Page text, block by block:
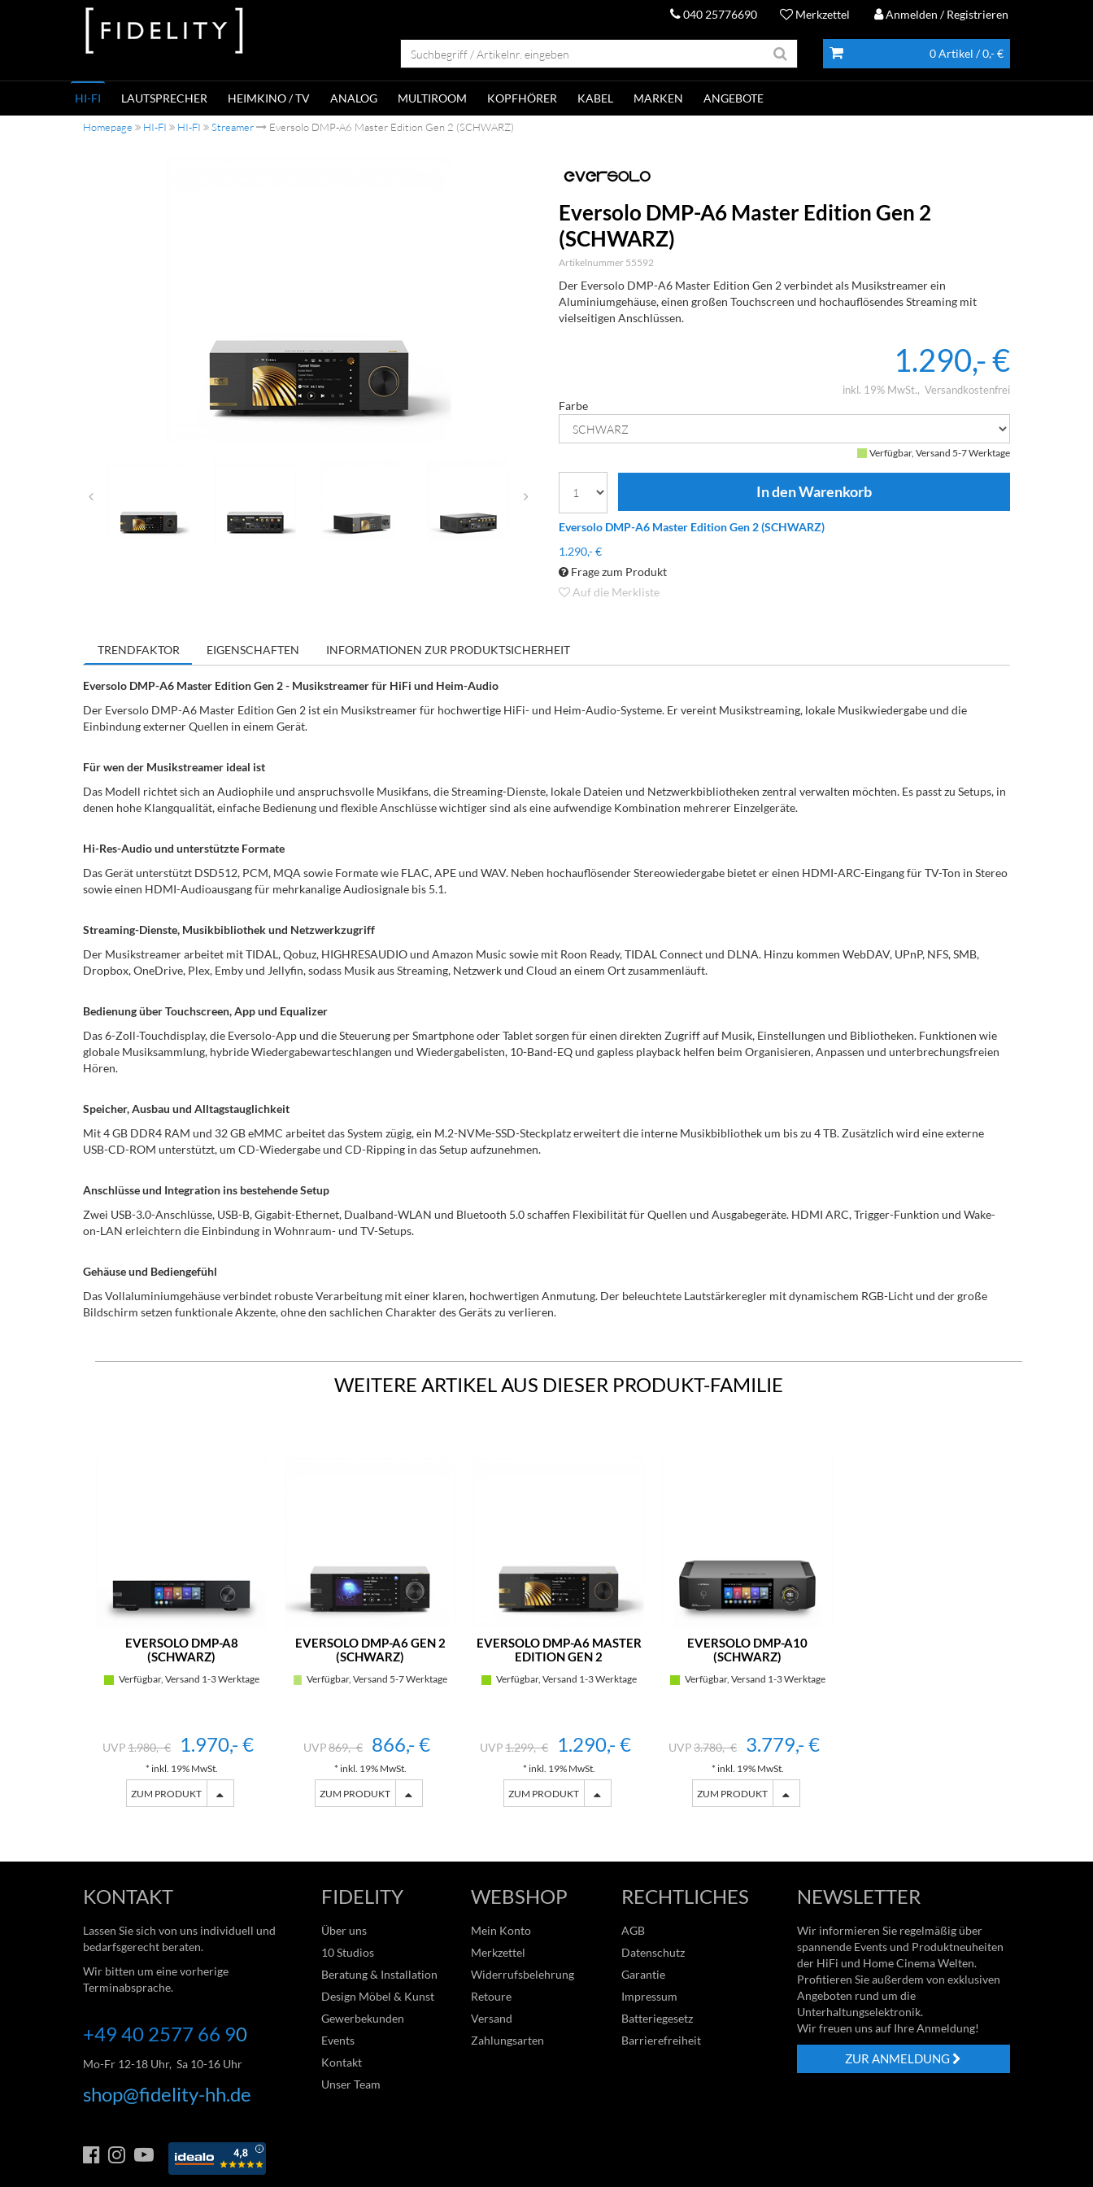
040 25776690 Merkzettel Anmelden / Registrieren
0 Artikel / 0,- €
HI-FI LAUTSPRECHER HEIMKINO / TV ANALOG MULTIROOM KOPFHÖRER KABEL MARKEN ANGEBOTE
Homepage HI-FI HI-FI Streamer Eversolo DMP-A6 Master Edition Gen 2 (SCHWARZ)
Eversolo DMP-A6 Master Edition Gen 2
(SCHWARZ)
Artikelnummer 55592
Der Eversolo DMP-A6 Master Edition Gen 2 verbindet als Musikstreamer ein
Aluminiumgehäuse, einen großen Touchscreen und hochauflösendes Streaming mit
vielseitigen Anschlüssen.
1.290,- €
inkl. 19% MwSt. Versandkostenfrei
Farbe
Verfügbar, Versand 5-7 Werktage
Eversolo DMP-A6 Master Edition Gen 2 (SCHWARZ)
1.290,- €
Frage zum Produkt
Auf die Merkliste
TRENDFAKTOR EIGENSCHAFTEN INFORMATIONEN ZUR PRODUKTSICHERHEIT
Eversolo DMP-A6 Master Edition Gen 2 - Musikstreamer für HiFi und Heim-Audio
Der Eversolo DMP-A6 Master Edition Gen 2 ist ein Musikstreamer für hochwertige HiFi- und Heim-Audio-Systeme. Er vereint Musikstreaming, lokale Musikwiedergabe und die
Einbindung externer Quellen in einem Gerät.
Für wen der Musikstreamer ideal ist
Das Modell richtet sich an Audiophile und anspruchsvolle Musikfans, die Streaming-Dienste, lokale Dateien und Netzwerkbibliotheken zentral verwalten möchten. Es passt zu Setups, in
denen hohe Klangqualität, einfache Bedienung und flexible Anschlüsse wichtiger sind als eine aufwendige Kombination mehrerer Einzelgeräte.
Hi-Res-Audio und unterstützte Formate
Das Gerät unterstützt DSD512, PCM, MQA sowie Formate wie FLAC, APE und WAV. Neben hochauflösender Stereowiedergabe bietet er einen HDMI-ARC-Eingang für TV-Ton in Stereo
sowie einen HDMI-Audioausgang für mehrkanalige Audiosignale bis 5.1.
Streaming-Dienste, Musikbibliothek und Netzwerkzugriff
Der Musikstreamer arbeitet mit TIDAL, Qobuz, HIGHRESAUDIO und Amazon Music sowie mit Roon Ready, TIDAL Connect und DLNA. Hinzu kommen WebDAV, UPnP, NFS, SMB,
Dropbox, OneDrive, Plex, Emby und Jellyfin, sodass Musik aus Streaming, Netzwerk und Cloud an einem Ort zusammenläuft.
Bedienung über Touchscreen, App und Equalizer
Das 6-Zoll-Touchdisplay, die Eversolo-App und die Steuerung per Smartphone oder Tablet sorgen für einen direkten Zugriff auf Musik, Einstellungen und Bibliotheken. Funktionen wie
globale Musiksammlung, hybride Wiedergabewarteschlangen und Wiedergabelisten, 10-Band-EQ und gapless playback helfen beim Organisieren, Anpassen und unterbrechungsfreien
Hören.
Speicher, Ausbau und Alltagstauglichkeit
Mit 4 GB DDR4 RAM und 32 GB eMMC arbeitet das System zügig, ein M.2-NVMe-SSD-Steckplatz erweitert die interne Musikbibliothek um bis zu 4 TB. Zusätzlich wird eine externe
USB-CD-ROM unterstützt, um CD-Wiedergabe und CD-Ripping in das Setup aufzunehmen.
Anschlüsse und Integration ins bestehende Setup
Zwei USB-3.0-Anschlüsse, USB-B, Gigabit-Ethernet, Dualband-WLAN und Bluetooth 5.0 schaffen Flexibilität für Quellen und Ausgabegeräte. HDMI ARC, Trigger-Funktion und Wake-
on-LAN erleichtern die Einbindung in Wohnraum- und TV-Setups.
Gehäuse und Bediengefühl
Das Vollaluminiumgehäuse verbindet robuste Verarbeitung mit einer klaren, hochwertigen Anmutung. Der beleuchtete Lautstärkeregler mit dynamischem RGB-Licht und der große
Bildschirm setzen funktionale Akzente, ohne den sachlichen Charakter des Geräts zu verlieren.
WEITERE ARTIKEL AUS DIESER PRODUKT-FAMILIE
EVERSOLO DMP-A8
(SCHWARZ)
Verfügbar, Versand 1-3 Werktage
1.980,- € 1.970,- €
* inkl. 19% MwSt.
ZUM PRODUKT
EVERSOLO DMP-A6 GEN 2
(SCHWARZ)
Verfügbar, Versand 5-7 Werktage
869,- € 866,- €
* inkl. 19% MwSt.
ZUM PRODUKT
EVERSOLO DMP-A6 MASTER
EDITION GEN 2
Verfügbar, Versand 1-3 Werktage
1.299,- € 1.290,- €
* inkl. 19% MwSt.
ZUM PRODUKT
EVERSOLO DMP-A10
(SCHWARZ)
Verfügbar, Versand 1-3 Werktage
3.780,- € 3.779,- €
* inkl. 19% MwSt.
ZUM PRODUKT
KONTAKT
Lassen Sie sich von uns individuell und
bedarfsgerecht beraten.
Wir bitten um eine vorherige
Terminabsprache.
+49 40 2577 66 90
Mo-Fr 12-18 Uhr, Sa 10-16 Uhr
shop@fidelity-hh.de
FIDELITY
Über uns
10 Studios
Beratung & Installation
Design Möbel & Kunst
Gewerbekunden
Events
Kontakt
Unser Team
WEBSHOP
Mein Konto
Merkzettel
Widerrufsbelehrung
Retoure
Versand
Zahlungsarten
RECHTLICHES
AGB
Datenschutz
Garantie
Impressum
Batteriegesetz
Barrierefreiheit
NEWSLETTER
Wir informieren Sie regelmäßig über
spannende Events und Produktneuheiten
der HiFi und Home Cinema Welten.
Profitieren Sie außerdem von exklusiven
Angeboten rund um die
Unterhaltungselektronik.
Wir freuen uns auf Ihre Anmeldung!
ZUR ANMELDUNG